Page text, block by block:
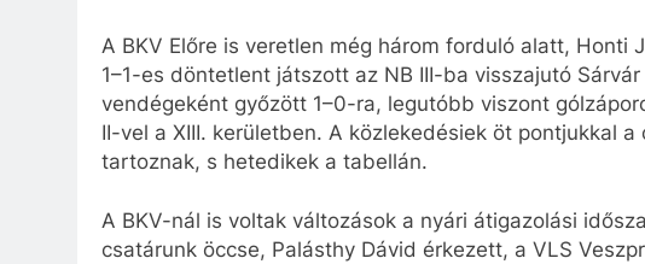
A BKV Előre is veretlen még három forduló alatt, Honti
1–1-es döntetlent játszott az NB III-ba visszajutó
vendégeként győzött 1–0-ra, legutóbb viszont
II-vel a XIII. kerületben. A közlekedésiek öt pontjukkal
tartoznak, s hetedikek a tabellán.
A BKV-nál is voltak változások a nyári átigazolási
csatárunk öccse, Palásthy Dávid érkezett, a VLS